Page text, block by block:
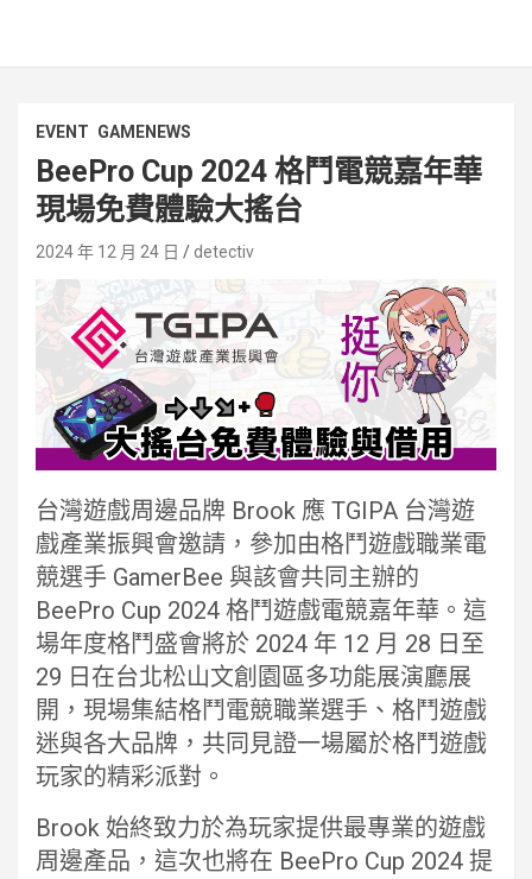
EVENT GAMENEWS
BeePro Cup 2024 格鬥電競嘉年華
現場免費體驗大搖台
2024 年 12 月 24 日 detectiv
台灣遊戲周邊品牌 Brook 應 TGIPA 台灣遊
戲產業振興會邀請，參加由格鬥遊戲職業電
競選手 GamerBee 與該會共同主辦的
BeePro Cup 2024 格鬥遊戲電競嘉年華。這
場年度格鬥盛會將於 2024 年 12 月 28 日至
29 日在台北松山文創園區多功能展演廳展
開，現場集結格鬥電競職業選手、格鬥遊戲
迷與各大品牌，共同見證一場屬於格鬥遊戲
玩家的精彩派對。
Brook 始終致力於為玩家提供最專業的遊戲
周邊產品，這次也將在 BeePro Cup 2024 提